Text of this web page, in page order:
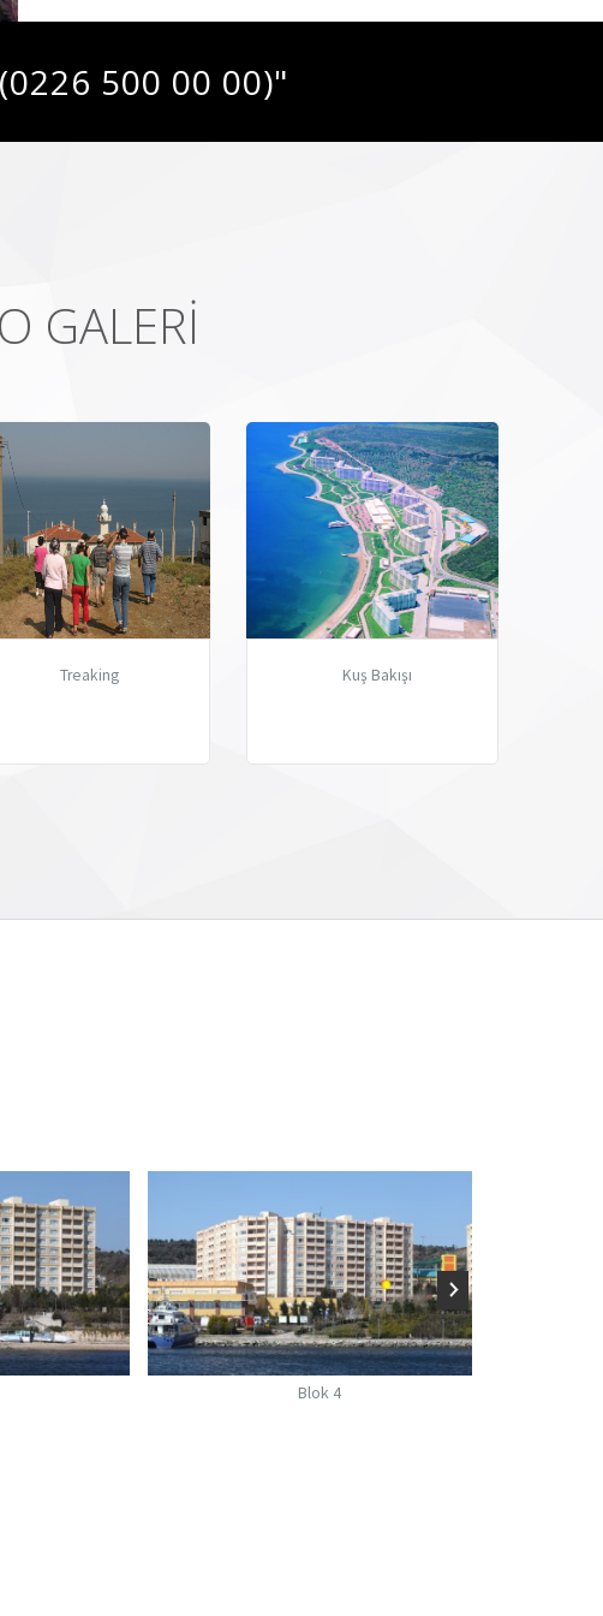
500 00 00)"
GALERİ
Treaking Kuş Bakışı
Blok 5